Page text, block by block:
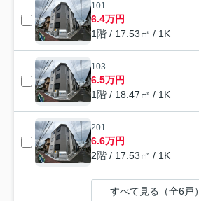
101
6.4万円
1階 / 17.53㎡ / 1K
103
6.5万円
1階 / 18.47㎡ / 1K
201
6.6万円
2階 / 17.53㎡ / 1K
すべて見る（全6戸）